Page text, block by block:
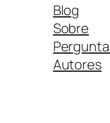
Blog
Sobre
Autores